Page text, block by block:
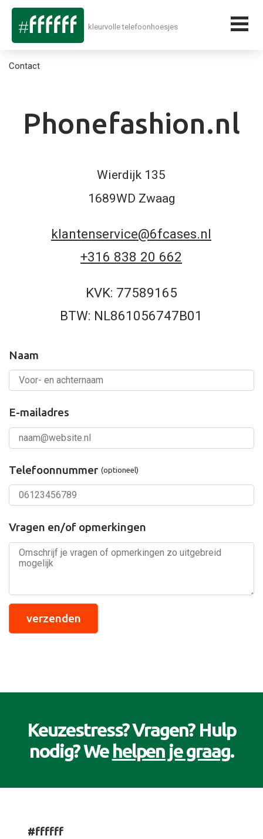
kleurvolle telefoonhoesjes
Contact
Phonefashion.nl
Wierdijk 135
1689WD Zwaag
klantenservice@6fcases.nl
+316 838 20 662
KVK: 77589165
BTW: NL861056747B01
Naam
E-mailadres
Website:
Telefoonnummer (optioneel)
Vragen en/of opmerkingen
verzenden
Keuzestress? Vragen? Hulp
nodig? Wehelpen je graag.
#ffffff